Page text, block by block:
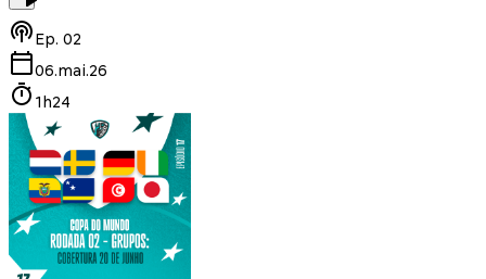
Ep. 02
06.mai.26
1h24